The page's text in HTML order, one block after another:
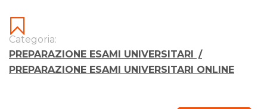
Categoria:
PREPARAZIONE ESAMI UNIVERSITARI
/
PREPARAZIONE ESAMI UNIVERSITARI ONLINE